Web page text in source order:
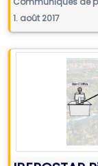
1. août 2017